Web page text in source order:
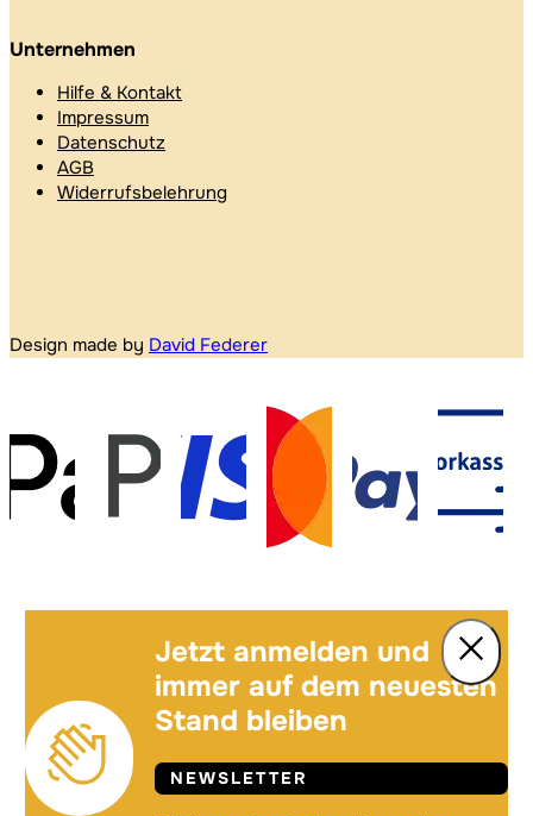
Unternehmen
Hilfe & Kontakt
Impressum
Datenschutz
AGB
Widerrufsbelehrung
Design made by David Federer
Jetzt anmelden und
immer auf dem neuesten
Stand bleiben
NEWSLETTER